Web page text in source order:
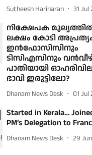
Sutheesh Hariharan 31 Jul
നിക്ഷേപക മൂല്യത്തില്‍
ലക്ഷം കോടി
ഇന്‍ഫോസിസിനും
ടിസിഎസിനും
പാതിയായി
ഭാവി ഇരുട്ടിലോ?
Dhanam News Desk 01 Jul
Started in Kerala…
PM’s Delegation to
Dhanam News Desk 29